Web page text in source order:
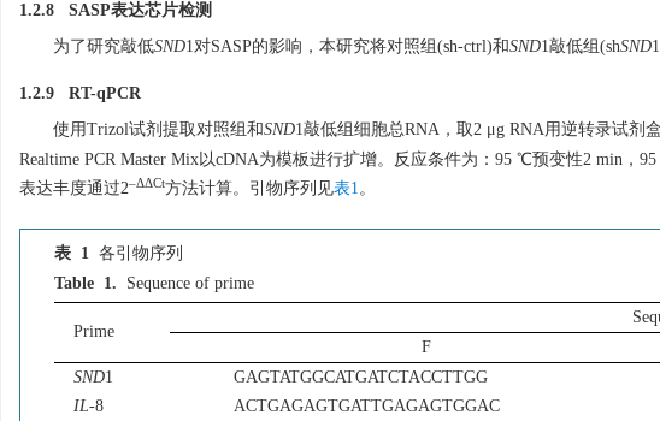
1.2.8 SASP表达芯片检测
为了研究敲低SND1对SASP的影响，本研究将对照组(sh-ctrl)和SND1敲低组(shSND
1.2.9 RT-qPCR
使用Trizol试剂提取对照组和SND1敲低组细胞总RNA，取2 μg RNA用逆转录试剂
Realtime PCR Master Mix以cDNA为模板进行扩增。反应条件为：95 ℃预变性2 min
表达丰度通过2–ΔΔCt方法计算。引物序列见表1。
表 1 各引物序列
Table 1.
Sequence of prime
Prime
F
SND1 GAGTATGGCATGATCTACCTTGG
IL-8 ACTGAGAGTGATTGAGAGTGGAC